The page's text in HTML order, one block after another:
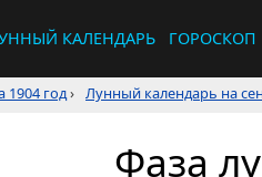
КАЛЕНДАРЬ ГОРОСКОП
1904 год› Лунный календарь на
Фаза